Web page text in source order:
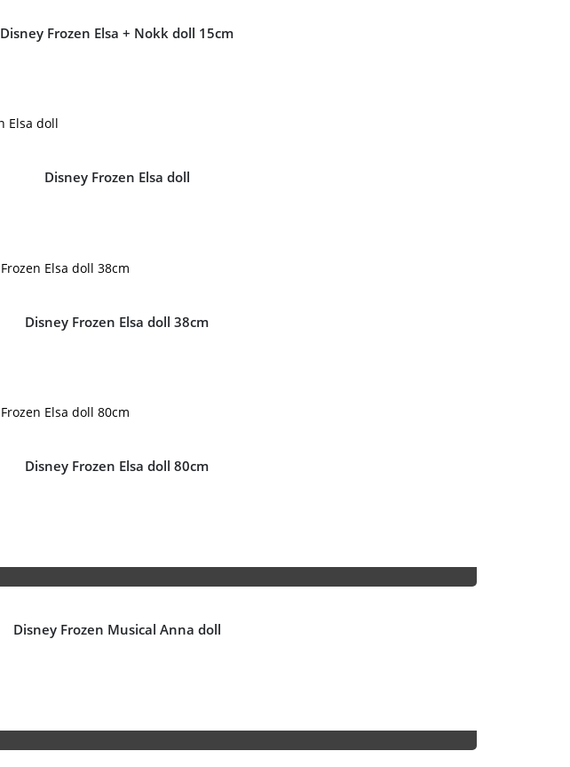
Disney Frozen Elsa + Nokk doll 15cm
Disney Frozen Elsa doll
Disney Frozen Elsa doll 38cm
Disney Frozen Elsa doll 80cm
Disney Frozen Musical Anna doll